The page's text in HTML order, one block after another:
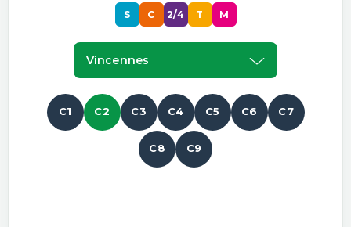
S C 2/4 T M
Vincennes
C1 C2 C3 C4 C5 C6 C7
C8 C9